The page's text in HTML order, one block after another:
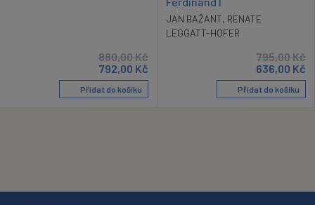
880,00Kč
792,00 Kč
Přidat do košíku
JAN BAŽANT, RENATE
LEGGATT-HOFER
795,00Kč
636,00 Kč
Přidat do košíku